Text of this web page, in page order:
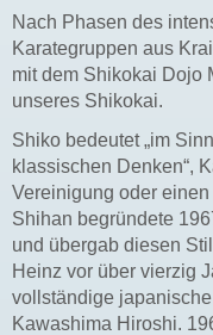
Nach Phasen des
Karategruppen aus
mit dem Shikokai Dojo
unseres Shikokai.
Shiko bedeutet „im
klassischen Denken“,
Vereinigung oder
Shihan begründete
und übergab diesen
Heinz vor über vierzig
vollständige
Kawashima Hiroshi.